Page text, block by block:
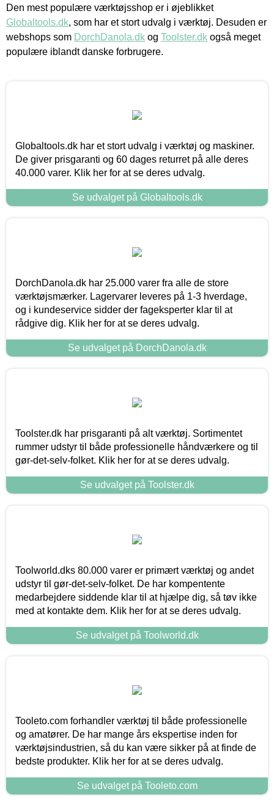
Den mest populære værktøjsshop er i øjeblikket
Globaltools.dk, som har et stort udvalg i værktøj. Desuden er
webshops som DorchDanola.dk og Toolster.dk også meget
populære iblandt danske forbrugere.
Globaltools.dk har et stort udvalg i værktøj og maskiner.
De giver prisgaranti og 60 dages returret på alle deres
40.000 varer. Klik her for at se deres udvalg.
Se udvalget på Globaltools.dk
DorchDanola.dk har 25.000 varer fra alle de store
værktøjsmærker. Lagervarer leveres på 1-3 hverdage,
og i kundeservice sidder der fageksperter klar til at
rådgive dig. Klik her for at se deres udvalg.
Se udvalget på DorchDanola.dk
Toolster.dk har prisgaranti på alt værktøj. Sortimentet
rummer udstyr til både professionelle håndværkere og til
gør-det-selv-folket. Klik her for at se deres udvalg.
Se udvalget på Toolster.dk
Toolworld.dks 80.000 varer er primært værktøj og andet
udstyr til gør-det-selv-folket. De har kompentente
medarbejdere siddende klar til at hjælpe dig, så tøv ikke
med at kontakte dem. Klik her for at se deres udvalg.
Se udvalget på Toolworld.dk
Tooleto.com forhandler værktøj til både professionelle
og amatører. De har mange års ekspertise inden for
værktøjsindustrien, så du kan være sikker på at finde de
bedste produkter. Klik her for at se deres udvalg.
Se udvalget på Tooleto.com